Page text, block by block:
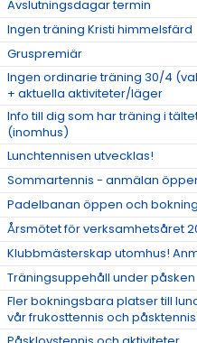
Avslutningsdagar termin
Ingen träning Kristi himmelsfärd
Gruspremiär
Ingen ordinarie träning 30/4
+ aktuella aktiviteter/läger
Info till dig som har träning i
(inomhus)
Lunchtennisen utvecklas!
Sommartennis - anmälan
Padelbanan öppen och
Årsmötet för verksamhetsåret
Klubbmästerskap utomhus!
Träningsuppehåll under påsken
Fler bokningsbara platser till
vår frukosttennis och